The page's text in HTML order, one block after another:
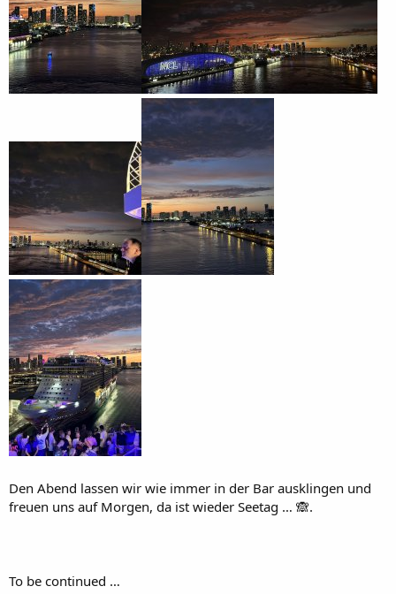
Den Abend lassen wir wie immer in der Bar ausklingen und
freuen uns auf Morgen, da ist wieder Seetag … 🙈.
To be continued …